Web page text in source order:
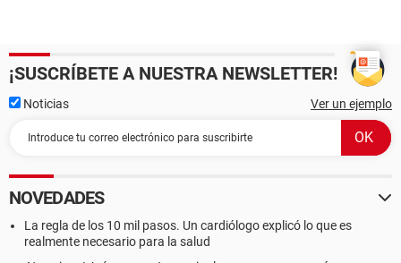
¡SUSCRÍBETE A NUESTRA NEWSLETTER!
Noticias Ver un ejemplo
NOVEDADES
La regla de los 10 mil pasos. Un cardiólogo explicó lo que es
realmente necesario para la salud